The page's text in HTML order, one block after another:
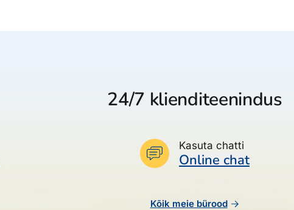
24/7 klienditeenindus
Kasuta chatti
Online chat
Kõik meie bürood